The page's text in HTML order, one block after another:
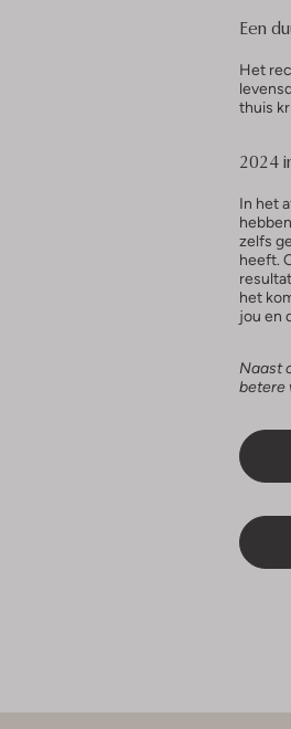
Een
Het
thuis
2024
In het
zelfs
heeft.
het
jou en
Naast
betere